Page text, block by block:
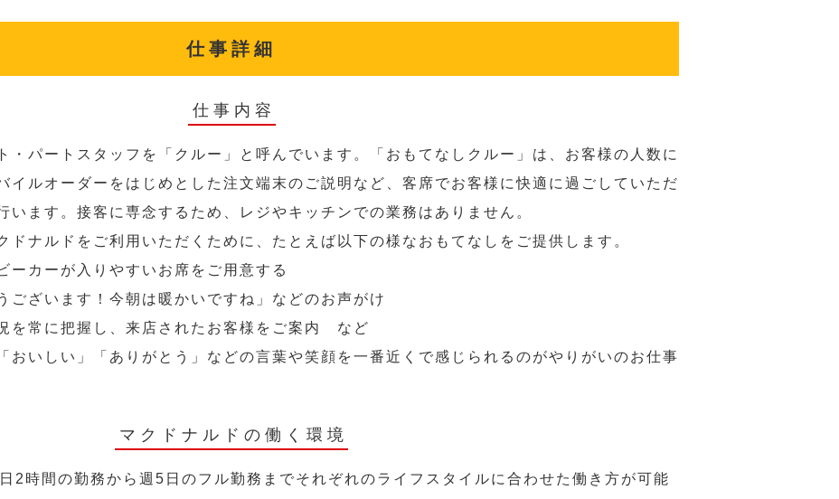
仕事詳細
仕事内容
・パートスタッフを「クルー」と呼んでいます。「おもてなしクルー」は、お客様の人数に
イルオーダーをはじめとした注文端末のご説明など、客席でお客様に快適に過ごしていただ
います。接客に専念するため、レジやキッチンでの業務はありません。
ドナルドをご利用いただくために、たとえば以下の様なおもてなしをご提供します。
ーカーが入りやすいお席をご用意する
ございます！今朝は暖かいですね」などのお声がけ
を常に把握し、来店されたお客様をご案内 など
おいしい」「ありがとう」などの言葉や笑顔を一番近くで感じられるのがやりがいのお仕事
マクドナルドの働く環境
2時間の勤務から週5日のフル勤務までそれぞれのライフスタイルに合わせた働き方が可能